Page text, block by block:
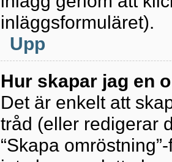
inläggsformuläret).
Upp
Hur skapar jag en
Det är enkelt att
tråd (eller redigerar
“Skapa